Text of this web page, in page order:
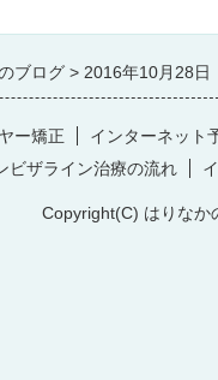
ブログ 2016年10月28日
ー矯正
インターネット
ビザライン治療の流れ
Copyright(C) はりなか